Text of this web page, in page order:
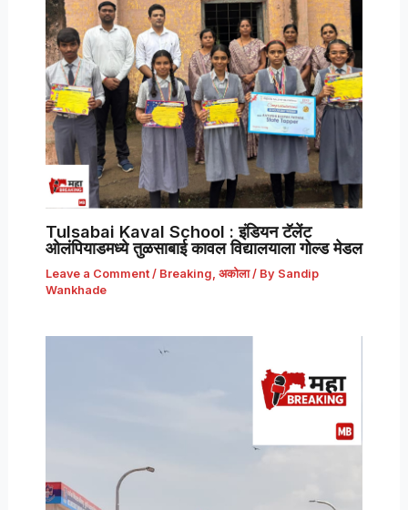
Tulsabai Kaval School : इंडियन टॅलेंट
ओलंपियाडमध्ये तुळसाबाई कावल विद्यालयाला गोल्ड मेडल
Leave a Comment / Breaking, अकोला/ By Sandip
Wankhade